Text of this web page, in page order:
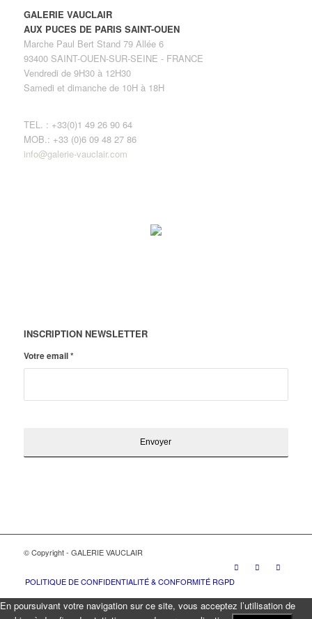
GALERIE VAUCLAIR
AUX PUCES DE PARIS SAINT-OUEN
Marche Paul Bert Stand 79 Allée 6
93400 SAINT-OUEN-SUR-SEINE - FRANCE
Vendredi de 9H30 à 12H30
Samedi et dimanche de 10H à 18H
TEL. : +33(0)1 49 26 90 64
MOB.: +33 (0)6 09 48 27 86
info@galerie-vauclair.com
INSCRIPTION NEWSLETTER
Votre email*
© Copyright - GALERIE VAUCLAIR
POLITIQUE DE CONFIDENTIALITÉ & CONFORMITÉ RGPD
En poursuivant votre navigation sur ce site, vous acceptez l’utilisation de